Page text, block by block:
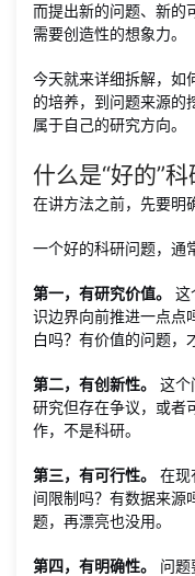
而提出新的问题、新的
需要创造性的想象力。
今天就来详细拆解，如
的培养，到问题来源的
属于自己的研究方向。
什么是“好的”科
在讲方法之前，先要明
一个好的科研问题，通
第一，有研究价值。
这
识边界向前推进一点点
白吗？有价值的问题，
第二，有创新性。
这个
研究但存在争议，或者
作，不是科研。
第三，有可行性。
在现
间限制吗？有数据来源
题，再漂亮也没用。
第四，有明确性。
问题